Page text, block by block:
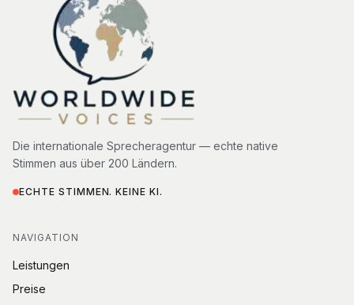
Die internationale Sprecheragentur — echte native
Stimmen aus über 200 Ländern.
ECHTE STIMMEN. KEINE KI.
NAVIGATION
Leistungen
Preise